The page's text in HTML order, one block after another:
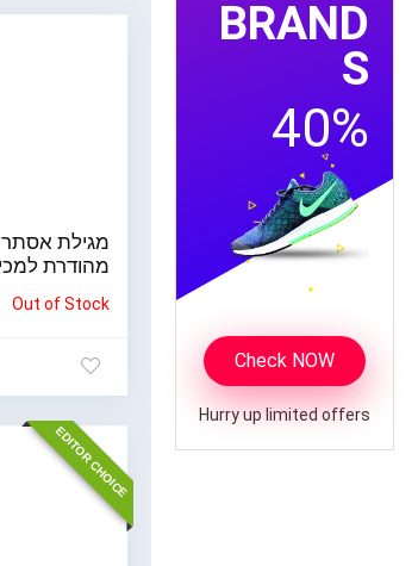
BRAND
S
40%
Check NOW
Hurry up limited offers
מגילת אסתר
מהודרת
Out of Stock
EDITOR CHOICE